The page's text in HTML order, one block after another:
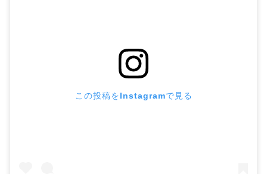
この投稿をInstagramで見る